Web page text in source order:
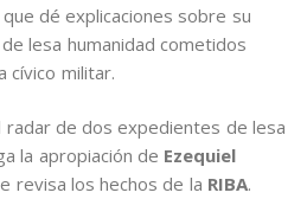
dé explicaciones sobre su
lesa humanidad cometidos
cívico militar.
radar de dos expedientes de lesa
la apropiación de Ezequiel
revisa los hechos de la RIBA.